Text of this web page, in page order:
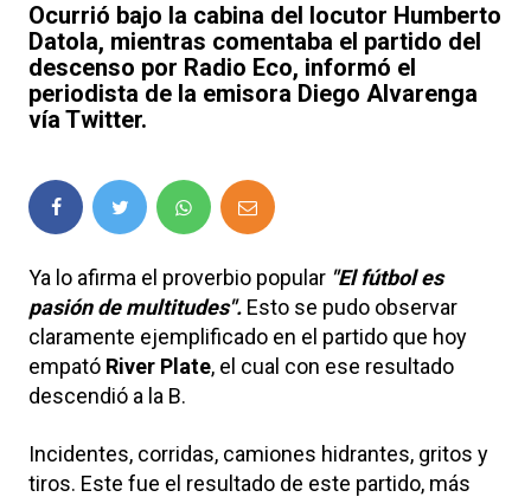
Ocurrió bajo la cabina del locutor Humberto
Datola, mientras comentaba el partido del
descenso por Radio Eco, informó el
periodista de la emisora Diego Alvarenga
vía Twitter.
Ya lo afirma el proverbio popular "El fútbol es
pasión de multitudes". Esto se pudo observar
claramente ejemplificado en el partido que hoy
empató River Plate, el cual con ese resultado
descendió a la B.
Incidentes, corridas, camiones hidrantes, gritos y
tiros. Este fue el resultado de este partido, más